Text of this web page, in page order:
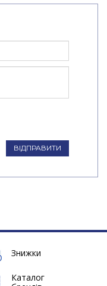
ВІДПРАВИТИ
Знижки
Каталог